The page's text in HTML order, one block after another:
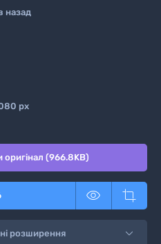
назад
px
(966.8KB)
 
розширення